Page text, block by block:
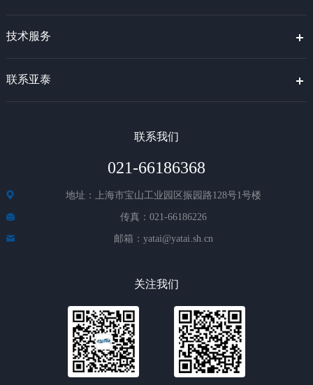
技术服务
联系亚泰
联系我们
021-66186368
地址：上海市宝山工业园区振园路128号1号楼
传真：021-66186226
邮箱：yatai@yatai.sh.cn
关注我们